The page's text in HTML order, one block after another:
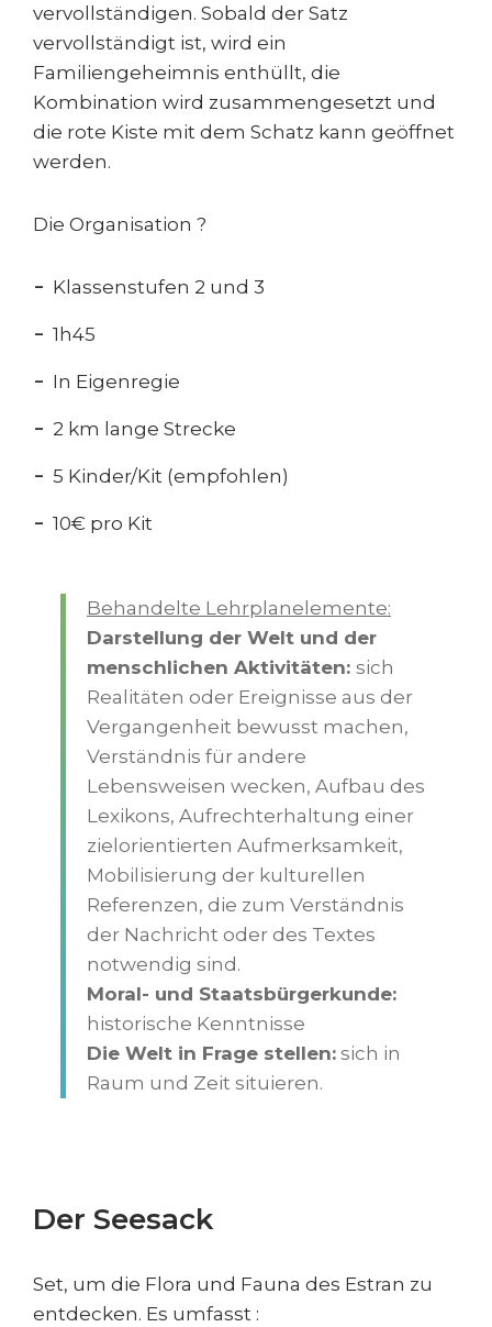
vervollständigen. Sobald der Satz
vervollständigt ist, wird ein
Familiengeheimnis enthüllt, die
Kombination wird zusammengesetzt und
die rote Kiste mit dem Schatz kann geöffnet
werden.
Die Organisation ?
Klassenstufen 2 und 3
1h45
In Eigenregie
2 km lange Strecke
5 Kinder/Kit (empfohlen)
10€ pro Kit
Behandelte Lehrplanelemente:
Darstellung der Welt und der
menschlichen Aktivitäten: sich
Realitäten oder Ereignisse aus der
Vergangenheit bewusst machen,
Verständnis für andere
Lebensweisen wecken, Aufbau des
Lexikons, Aufrechterhaltung einer
zielorientierten Aufmerksamkeit,
Mobilisierung der kulturellen
Referenzen, die zum Verständnis
der Nachricht oder des Textes
notwendig sind.
Moral- und Staatsbürgerkunde:
historische Kenntnisse
Die Welt in Frage stellen: sich in
Raum und Zeit situieren.
Der Seesack
Set, um die Flora und Fauna des Estran zu
entdecken. Es umfasst :